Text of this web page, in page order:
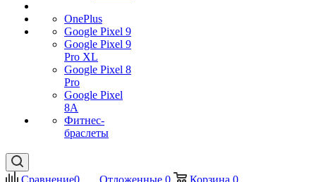
OnePlus
Google Pixel 9
Google Pixel 9
Pro XL
Google Pixel 8
Pro
Google Pixel
8A
Фитнес-
браслеты
Сравнение0 Отложенные 0 Корзина 0